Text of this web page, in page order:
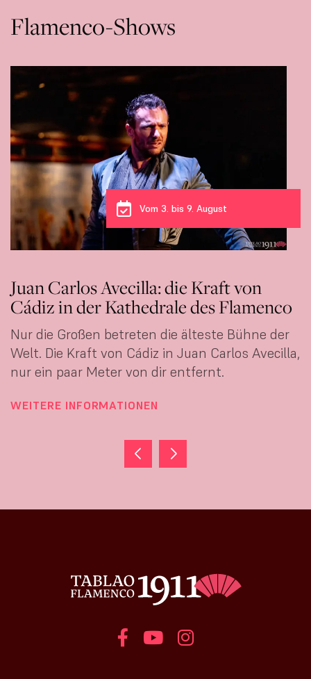
Flamenco-Shows
Vom 3. bis 9. August
Juan Carlos Avecilla: die Kraft von
Cádiz in der Kathedrale des Flamenco
Nur die Großen betreten die älteste Bühne der
Welt. Die Kraft von Cádiz in Juan Carlos Avecilla,
nur ein paar Meter von dir entfernt.
WEITERE INFORMATIONEN